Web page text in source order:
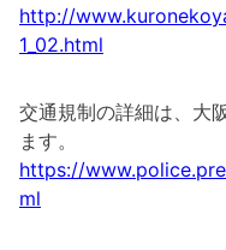
http://
1_02.html
交通規制の詳細は、大
ます。
https://
ml